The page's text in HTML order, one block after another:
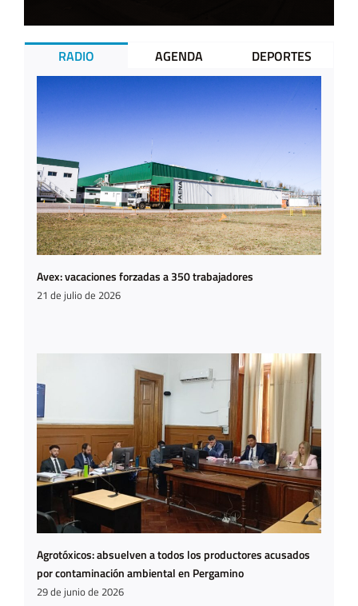
RADIO AGENDA DEPORTES
Avex: vacaciones forzadas a 350 trabajadores
21 de julio de 2026
Agrotóxicos: absuelven a todos los productores acusados
por contaminación ambiental en Pergamino
29 de junio de 2026